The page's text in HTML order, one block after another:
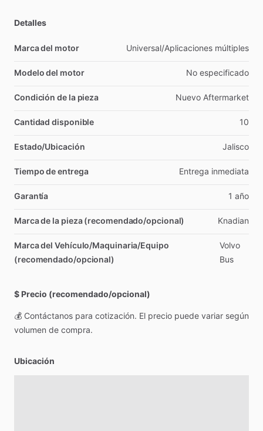
Detalles
Marca del motor Universal​/​Aplicaciones múltiples
Modelo del motor No especificado
Condición de la pieza Nuevo Aftermarket
Cantidad disponible 10
Estado/Ubicación Jalisco
Tiempo de entrega Entrega inmediata
Garantía 1 año
Marca de la pieza (recomendado/opcional) Knadian
Marca del Vehículo/Maquinaria/Equipo
(recomendado/opcional)
Volvo
Bus
$ Precio (recomendado/opcional)
💰 Contáctanos para cotización. El precio puede variar según
volumen de compra.
Ubicación